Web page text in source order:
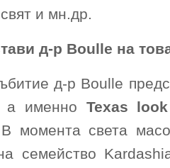
и мн.др.
д-р Boulle на
д-р Boulle
а именно Texas
момента света
семейство